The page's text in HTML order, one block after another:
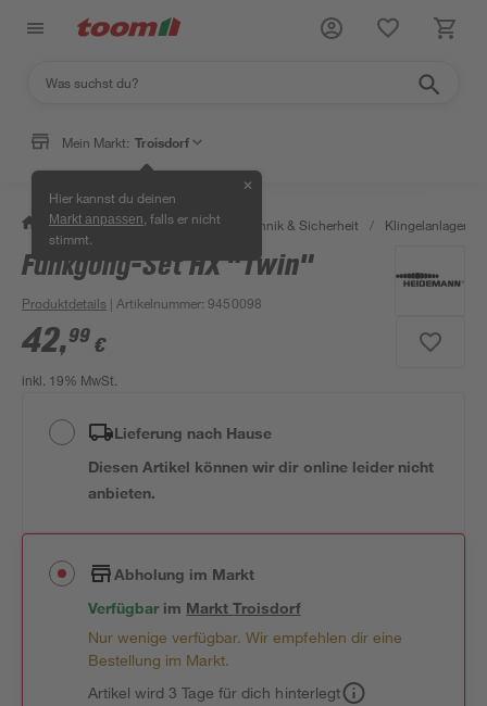
Mein Markt: Troisdorf
Hier kannst du deinen
Markt anpassen , falls er nicht
stimmt.
✕
/ Bauen & Renovieren / Haustechnik & Sicherheit / Klingelanlagen
Funkgong-Set HX "Twin"
Produktdetails | Artikelnummer:9450098
42,99 €
inkl. 19% MwSt.
Lieferung nach Hause
Diesen Artikel können wir dir online leider nicht
anbieten.
Abholung im Markt
Verfügbar im MarktTroisdorf
Nur wenige verfügbar. Wir empfehlen dir eine
Bestellung im Markt.
Artikel wird 3 Tage für dich hinterlegt